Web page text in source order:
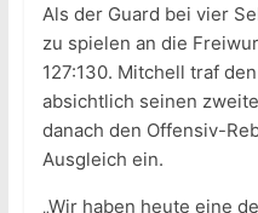
Als der Guard bei vier
zu spielen an die
127:130. Mitchell traf
absichtlich seinen
danach den Offensiv-
Ausgleich ein.
„Wir haben heute eine